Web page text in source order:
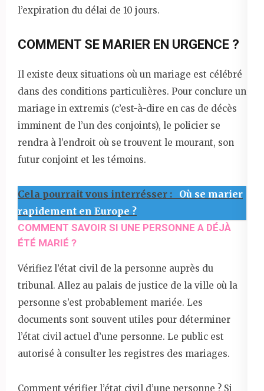
l’expiration du délai de 10 jours.
COMMENT SE MARIER EN URGENCE ?
Il existe deux situations où un mariage est célébré
dans des conditions particulières. Pour conclure un
mariage in extremis (c’est-à-dire en cas de décès
imminent de l’un des conjoints), le policier se
rendra à l’endroit où se trouvent le mourant, son
futur conjoint et les témoins.
Cela pourrait vous interrésser :
Où se marier
rapidement en Europe ?
COMMENT SAVOIR SI UNE PERSONNE A DÉJÀ
ÉTÉ MARIÉ ?
Vérifiez l’état civil de la personne auprès du
tribunal. Allez au palais de justice de la ville où la
personne s’est probablement mariée. Les
documents sont souvent utiles pour déterminer
l’état civil actuel d’une personne. Le public est
autorisé à consulter les registres des mariages.
Comment vérifier l’état civil d’une personne ? Si